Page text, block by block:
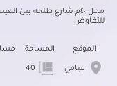
للتفاوض
الموقع
ميامي
المساحة